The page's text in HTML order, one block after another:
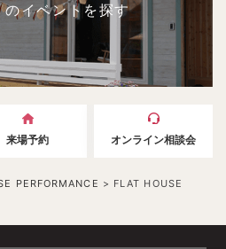
のイベントを探す
来場予約 オンライン相談会
PERFORMANCE > FLAT HOUSE